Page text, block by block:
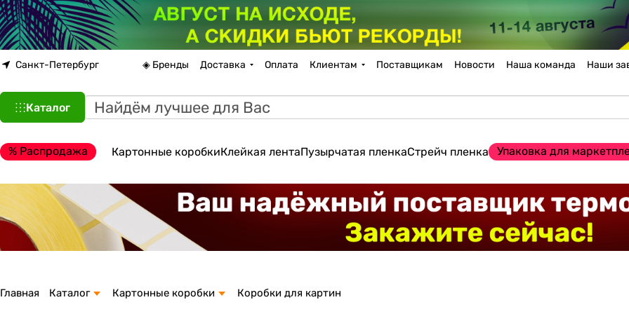
Санкт-Петербург ◈ Бренды Доставка Оплата Клиентам Поставщикам Новости Наша команда Наши
Каталог
% Распродажа Картонные коробкиКлейкая лентаПузырчатая пленкаСтрейч пленка Упаковка для
Главная Каталог Картонные коробки Коробки для картин